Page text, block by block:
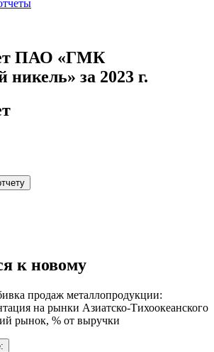
ПАО «ГМК
за 2023 г.
к новому
продаж металлопродукции:
на рынки Азиатско-Тихоокеанского
рынок, % от выручки